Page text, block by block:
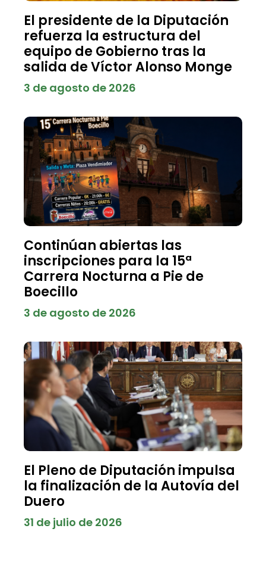
El presidente de la Diputación
refuerza la estructura del
equipo de Gobierno tras la
salida de Víctor Alonso Monge
3 de agosto de 2026
Continúan abiertas las
inscripciones para la 15ª
Carrera Nocturna a Pie de
Boecillo
3 de agosto de 2026
El Pleno de Diputación impulsa
la finalización de la Autovía del
Duero
31 de julio de 2026